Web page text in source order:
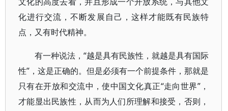
化进行交流，不断发展自己，这样才能既有民族特
点，又有时代精神。
有一种说法，“越是具有民族性，就越是具有国际
性”，这是正确的。但是必须有一个前提条件，那就是
只有在开放和交流中，使中国文化真正“走向世界”，
才能显出民族性，从而为人们所理解和接受，否则，